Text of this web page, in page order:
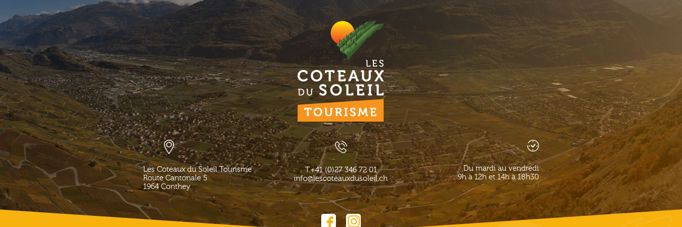
Les Coteaux du Soleil Tourisme
Route Cantonale 5
1964 Conthey
T.+41 (0)27 346 72 01
info@lescoteauxdusoleil.ch
Du mardi au vendredi
9h à 12h et 14h à 18h30